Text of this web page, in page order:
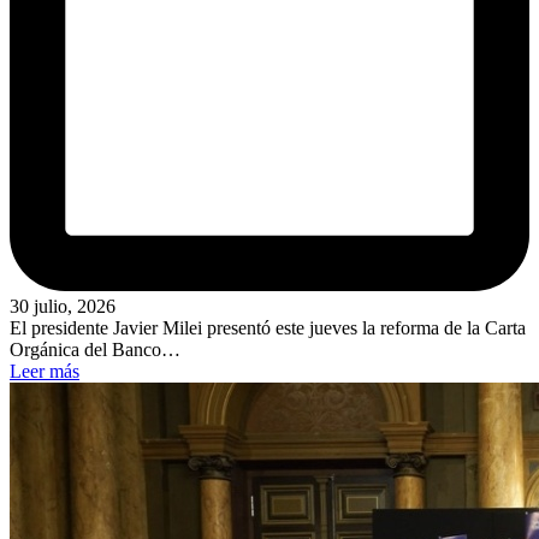
30 julio, 2026
El presidente Javier Milei presentó este jueves la reforma de la Carta
Orgánica del Banco…
Leer más